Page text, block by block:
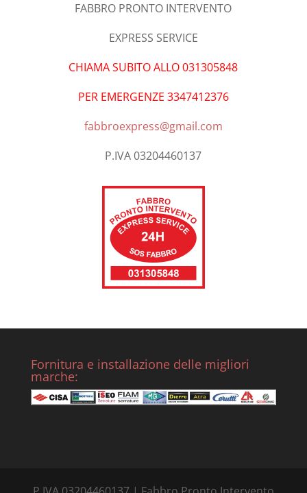
FABBRO PRONTO INTERVENTO
EXPRESS SERVICE
CHIAMA SUBITO ALLO 031305848
PER EMERGENZE 3347412376
fabbroexpress@gmail.com
P.IVA 03204460137
Fornitura e installazione delle migliori
marche: